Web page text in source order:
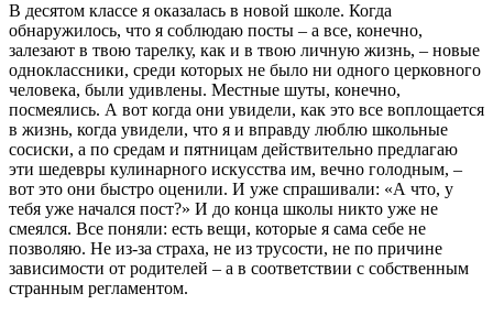
В десятом классе я оказалась в новой школе. Когда
обнаружилось, что я соблюдаю посты – а все, конечно,
залезают в твою тарелку, как и в твою личную жизнь, – новые
одноклассники, среди которых не было ни одного церковного
человека, были удивлены. Местные шуты, конечно,
посмеялись. А вот когда они увидели, как это все воплощается
в жизнь, когда увидели, что я и вправду люблю школьные
сосиски, а по средам и пятницам действительно предлагаю
эти шедевры кулинарного искусства им, вечно голодным, –
вот это они быстро оценили. И уже спрашивали: «А что, у
тебя уже начался пост?» И до конца школы никто уже не
смеялся. Все поняли: есть вещи, которые я сама себе не
позволяю. Не из-за страха, не из трусости, не по причине
зависимости от родителей – а в соответствии с собственным
странным регламентом.